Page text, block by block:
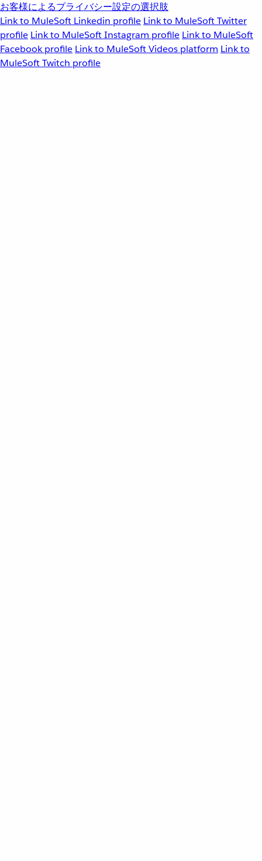
お客様によるプライバシー設定の選択肢
Link to MuleSoft Linkedin profile Link to MuleSoft Twitter
profile Link to MuleSoft Instagram profile Link to MuleSoft
Facebook profile Link to MuleSoft Videos platform Link to
MuleSoft Twitch profile